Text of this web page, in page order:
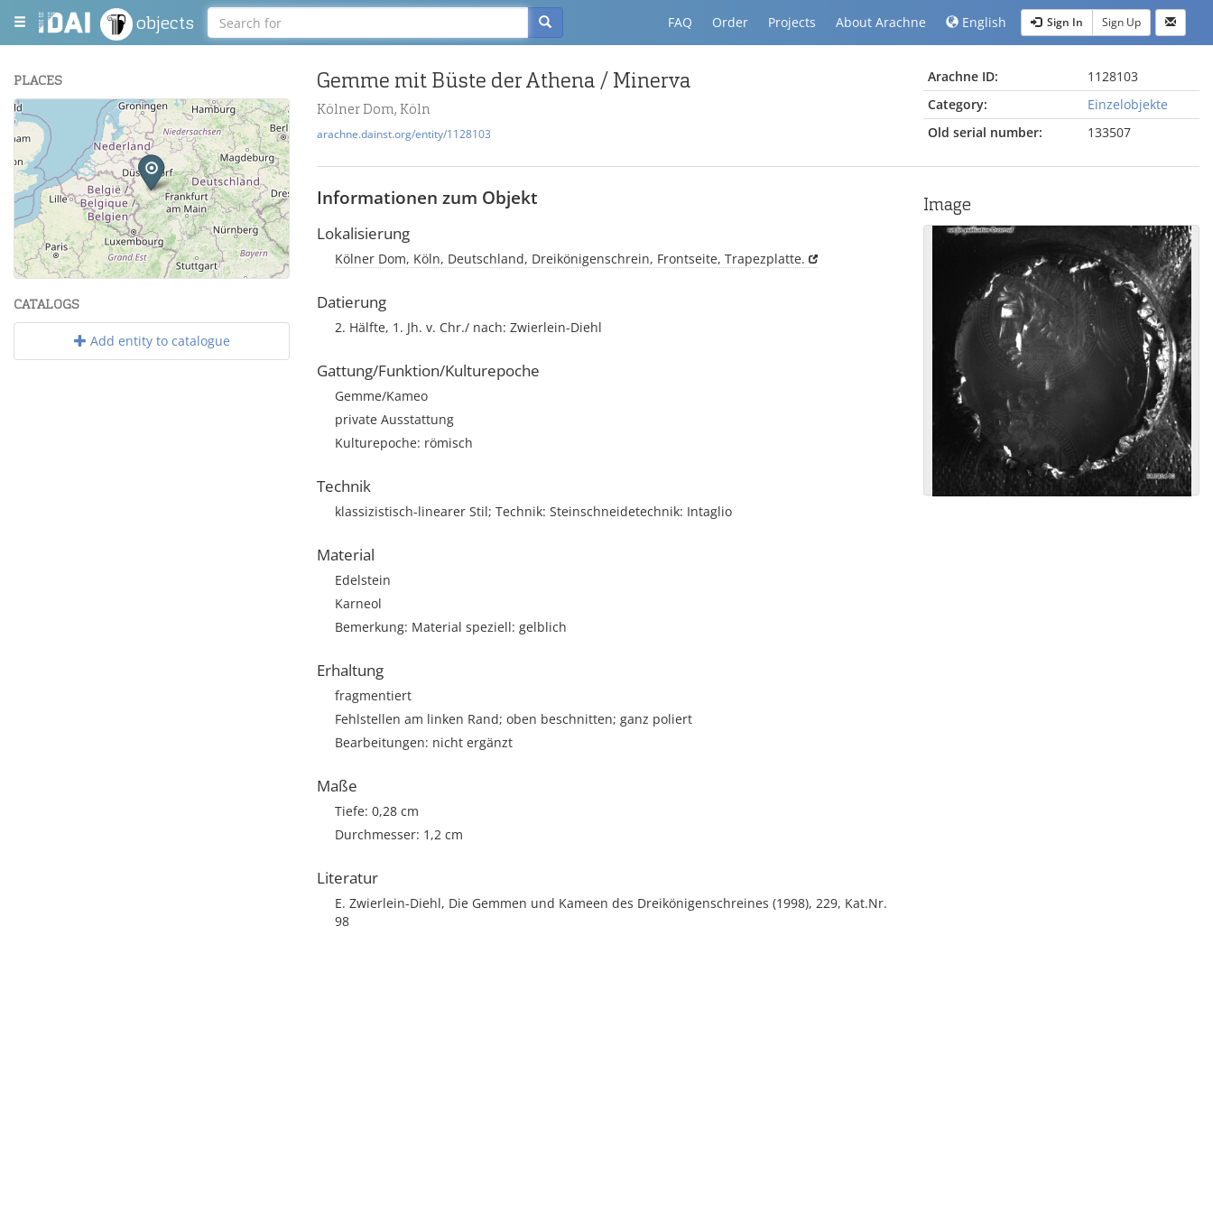
objects FAQ Order Projects About Arachne English Sign In Sign Up
PLACES
+
−
Leaflet| Maps and Data ©OpenStreetMap.
CATALOGS
Add entity to catalogue
Gemme mit Büste der Athena / Minerva
Kölner Dom, Köln
arachne.dainst.org/entity/1128103
Arachne ID:
1128103
Category:
Einzelobjekte
Old serial number:
133507
Informationen zum Objekt
Lokalisierung
Kölner Dom, Köln, Deutschland, Dreikönigenschrein, Frontseite, Trapezplatte.
Datierung
2. Hälfte, 1. Jh. v. Chr./ nach: Zwierlein-Diehl
Gattung/Funktion/Kulturepoche
Gemme/Kameo
private Ausstattung
Kulturepoche: römisch
Technik
klassizistisch-linearer Stil; Technik: Steinschneidetechnik: Intaglio
Material
Edelstein
Karneol
Bemerkung: Material speziell: gelblich
Erhaltung
fragmentiert
Fehlstellen am linken Rand; oben beschnitten; ganz poliert
Bearbeitungen: nicht ergänzt
Maße
Tiefe: 0,28 cm
Durchmesser: 1,2 cm
Literatur
E. Zwierlein-Diehl, Die Gemmen und Kameen des Dreikönigenschreines (1998), 229, Kat.Nr.
98
Image